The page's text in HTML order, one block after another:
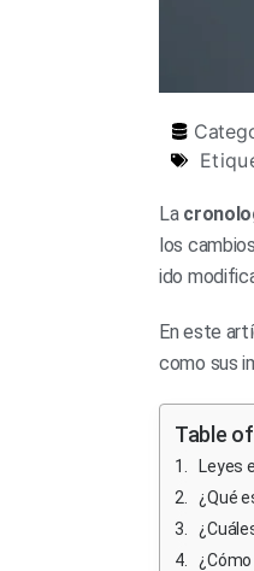
La
los
ido
En este
como sus
Table
Leyes
¿Qué